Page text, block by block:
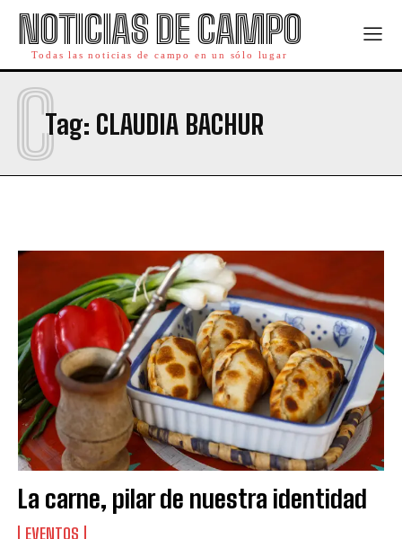
NOTICIAS DE CAMPO
Todas las noticias de campo en un sólo lugar
Tag: CLAUDIA BACHUR
C
La carne, pilar de nuestra identidad
EVENTOS